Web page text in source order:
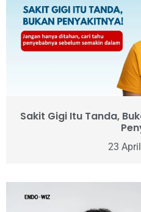
Sakit Gigi Itu Tanda,
23